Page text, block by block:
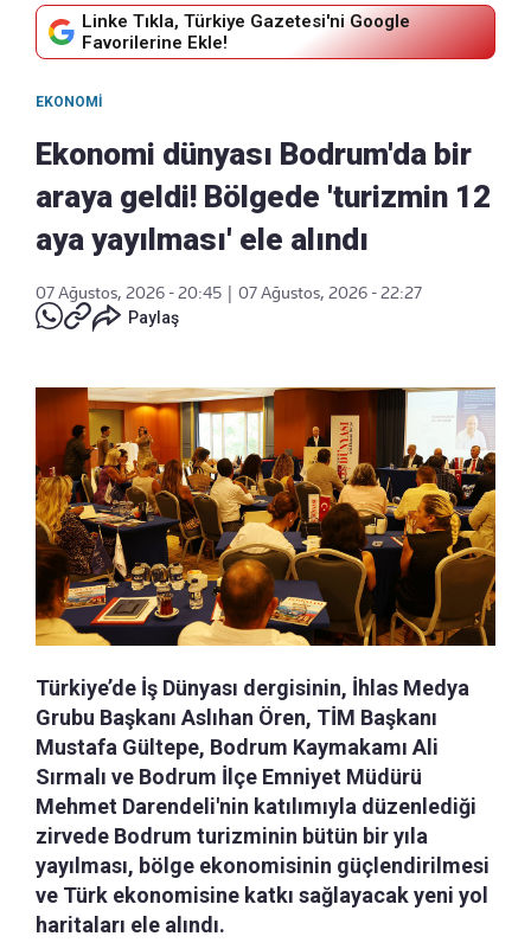
Linke Tıkla, Türkiye Gazetesi'ni Google
Favorilerine Ekle!
EKONOMI
Ekonomi dünyası Bodrum'da bir
araya geldi! Bölgede 'turizmin 12
aya yayılması' ele alındı
07 Ağustos, 2026 - 20:45
07 Ağustos, 2026 - 22:27
Paylaş
Türkiye’de İş Dünyası dergisinin, İhlas Medya
Grubu Başkanı Aslıhan Ören, TİM Başkanı
Mustafa Gültepe, Bodrum Kaymakamı Ali
Sırmalı ve Bodrum İlçe Emniyet Müdürü
Mehmet Darendeli'nin katılımıyla düzenlediği
zirvede Bodrum turizminin bütün bir yıla
yayılması, bölge ekonomisinin güçlendirilmesi
ve Türk ekonomisine katkı sağlayacak yeni yol
haritaları ele alındı.